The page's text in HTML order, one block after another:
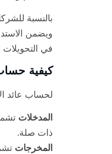
بالنسبة
ويضمن
في التحويلات
كيفية
لحساب عائد
المدخلات
ذات صلة.
المخرجات